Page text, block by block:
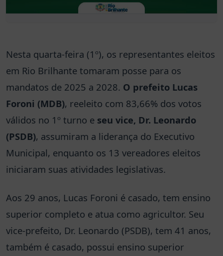
Nesta quarta-feira (1º), os representantes eleitos
em Rio Brilhante tomaram posse para os
mandatos de 2025 a 2028. O prefeito Lucas
Foroni (MDB), reeleito com 83,66% dos votos
válidos no 1º turno e seu vice, Dr. Leonardo
(PSDB), assumiram a liderança do Executivo
Municipal, enquanto os 13 vereadores eleitos
iniciaram suas atividades legislativas.
Aos 29 anos, Lucas Foroni é casado, tem ensino
superior completo e atua como agricultor. Seu
vice-prefeito, Dr. Leonardo (PSDB), tem 41 anos,
também é casado, possui ensino superior